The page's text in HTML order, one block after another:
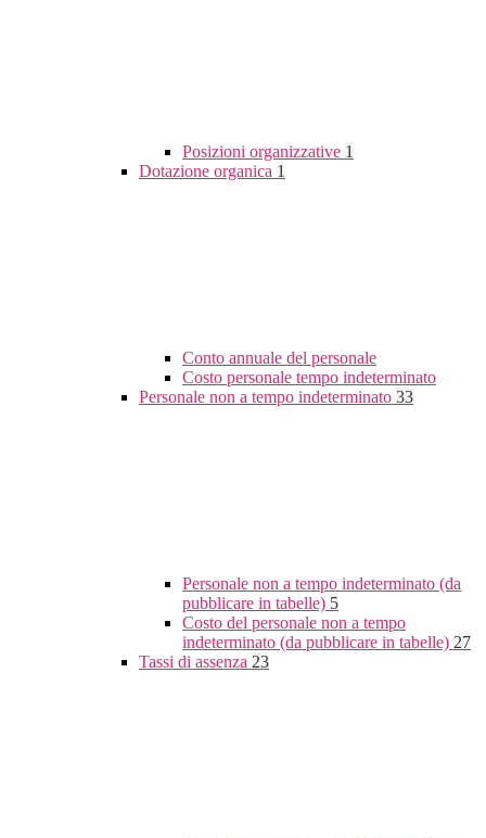
Posizioni organizzative 1
Dotazione organica 1
Conto annuale del personale
Costo personale tempo indeterminato
Personale non a tempo indeterminato 33
Personale non a tempo indeterminato (da
pubblicare in tabelle) 5
Costo del personale non a tempo
indeterminato (da pubblicare in tabelle) 27
Tassi di assenza 23